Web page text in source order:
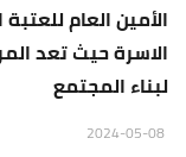
الأمين العام
الاسرة حيث تعد
لبناء المجتمع